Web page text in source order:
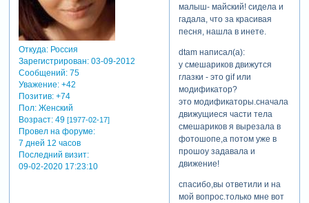
Откуда:Россия
Зарегистрирован: 03-09-2012
Сообщений:75
Уважение: +42
Позитив: +74
Пол:Женский
Возраст:49 [1977-02-17]
Провел на форуме:
7 дней 12 часов
Последний визит:
09-02-2020 17:23:10
малыш- майский! сидела и
гадала, что за красивая
песня, нашла в инете.
dtam написал(а):
у смешариков движутся
глазки - это gif или
модификатор?
это модификаторы.сначала
движущиеся части тела
смешариков я вырезала в
фотошопе,а потом уже в
прошоу задавала и
движение!
спасибо,вы ответили и на
мой вопрос.только мне вот